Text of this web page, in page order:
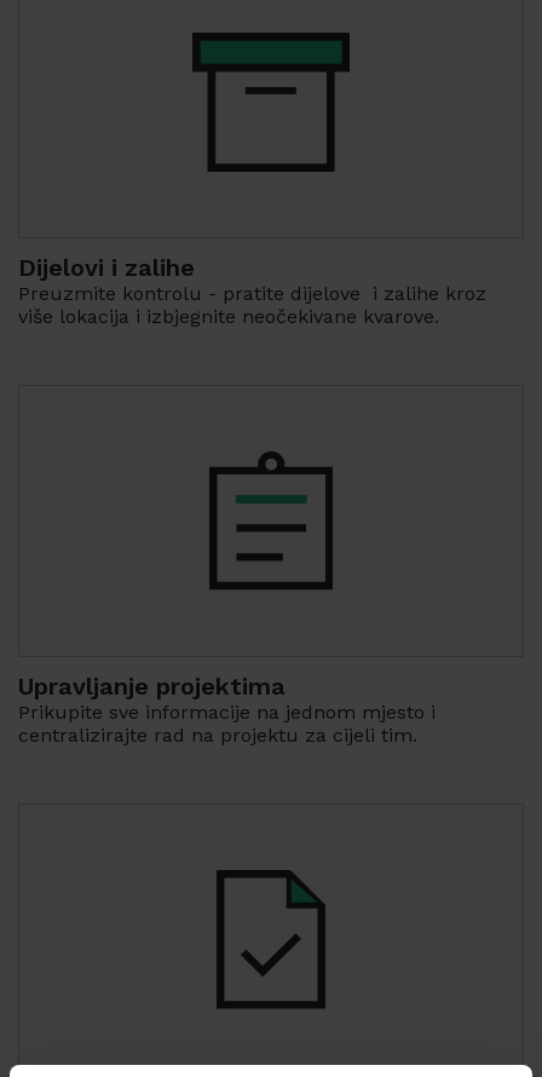
Dijelovi i zalihe
Preuzmite kontrolu - pratite dijelove i zalihe kroz
više lokacija i izbjegnite neočekivane kvarove.
Upravljanje projektima
Prikupite sve informacije na jednom mjesto i
centralizirajte rad na projektu za cijeli tim.